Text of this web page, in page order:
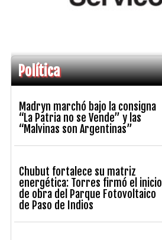
Política
Madryn marchó bajo la consigna
“La Patria no se Vende” y las
“Malvinas son Argentinas”
Chubut fortalece su matriz
energética: Torres firmó el inicio
de obra del Parque Fotovoltaico
de Paso de Indios